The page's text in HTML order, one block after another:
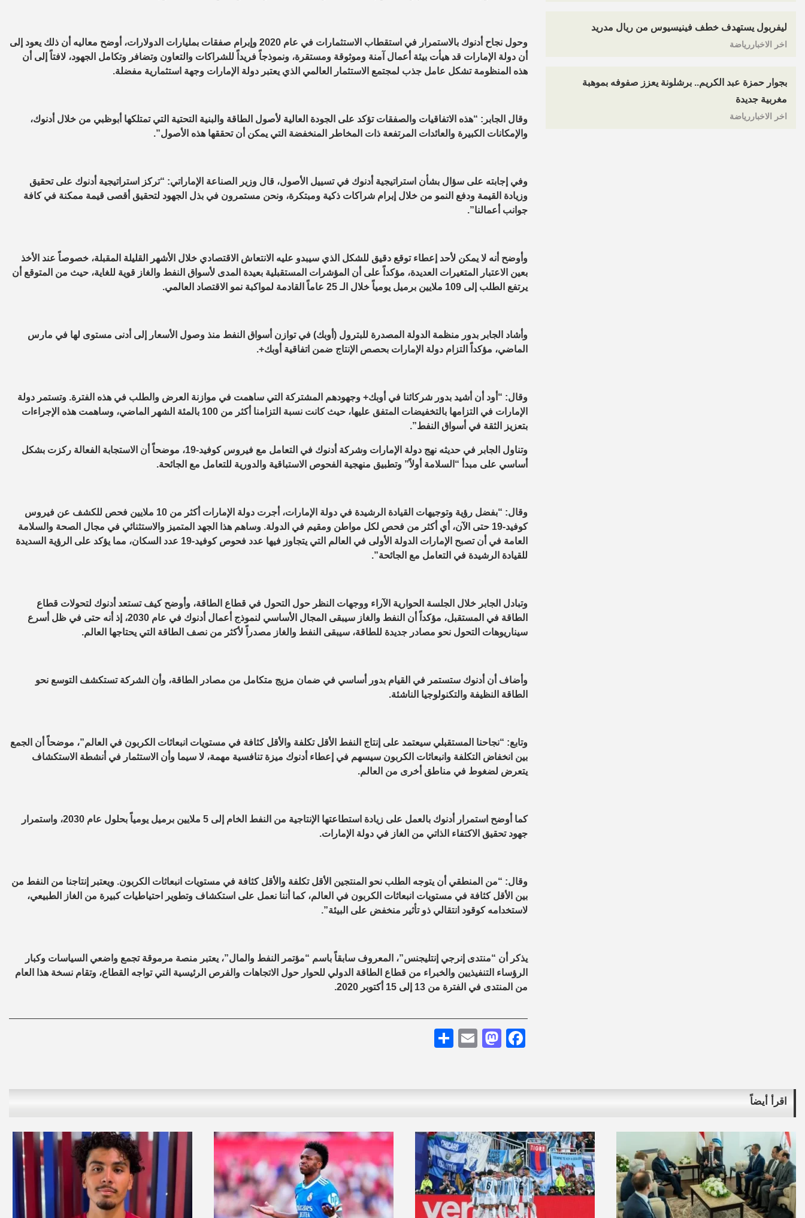
ليفربول يستهدف خطف فينيسيوس من ريال مدريد
اخر الاخباررياضة
بجوار حمزة عبد الكريم.. برشلونة يعزز صفوفه بموهبة
مغربية جديدة
اخر الاخباررياضة
وحول نجاح أدنوك بالاستمرار في استقطاب الاستثمارات في عام 2020 وإبرام صفقات بمليارات الدولارات، أوضح معاليه أن ذلك يعود إلى
أن دولة الإمارات قد هيأت بيئة أعمال آمنة وموثوقة ومستقرة، ونموذجاً فريداً للشراكات والتعاون وتضافر وتكامل الجهود، لافتاً إلى أن
هذه المنظومة تشكل عامل جذب لمجتمع الاستثمار العالمي الذي يعتبر دولة الإمارات وجهة استثمارية مفضلة.
وقال الجابر: “هذه الاتفاقيات والصفقات تؤكد على الجودة العالية لأصول الطاقة والبنية التحتية التي تمتلكها أبوظبي من خلال أدنوك،
والإمكانات الكبيرة والعائدات المرتفعة ذات المخاطر المنخفضة التي يمكن أن تحققها هذه الأصول”.
وفي إجابته على سؤال بشأن استراتيجية أدنوك في تسييل الأصول، قال وزير الصناعة الإماراتي: “تركز استراتيجية أدنوك على تحقيق
وزيادة القيمة ودفع النمو من خلال إبرام شراكات ذكية ومبتكرة، ونحن مستمرون في بذل الجهود لتحقيق أقصى قيمة ممكنة في كافة
جوانب أعمالنا”.
وأوضح أنه لا يمكن لأحد إعطاء توقع دقيق للشكل الذي سيبدو عليه الانتعاش الاقتصادي خلال الأشهر القليلة المقبلة، خصوصاً عند الأخذ
بعين الاعتبار المتغيرات العديدة، مؤكداً على أن المؤشرات المستقبلية بعيدة المدى لأسواق النفط والغاز قوية للغاية، حيث من المتوقع أن
يرتفع الطلب إلى 109 ملايين برميل يومياً خلال الـ 25 عاماً القادمة لمواكبة نمو الاقتصاد العالمي.
وأشاد الجابر بدور منظمة الدولة المصدرة للبترول (أوبك) في توازن أسواق النفط منذ وصول الأسعار إلى أدنى مستوى لها في مارس
الماضي، مؤكداً التزام دولة الإمارات بحصص الإنتاج ضمن اتفاقية أوبك+.
وقال: “أود أن أشيد بدور شركائنا في أوبك+ وجهودهم المشتركة التي ساهمت في موازنة العرض والطلب في هذه الفترة. وتستمر دولة
الإمارات في التزامها بالتخفيضات المتفق عليها، حيث كانت نسبة التزامنا أكثر من 100 بالمئة الشهر الماضي، وساهمت هذه الإجراءات
بتعزيز الثقة في أسواق النفط”.
وتناول الجابر في حديثه نهج دولة الإمارات وشركة أدنوك في التعامل مع فيروس كوفيد-19، موضحاً أن الاستجابة الفعالة ركزت بشكل
أساسي على مبدأ “السلامة أولاً” وتطبيق منهجية الفحوص الاستباقية والدورية للتعامل مع الجائحة.
وقال: “بفضل رؤية وتوجيهات القيادة الرشيدة في دولة الإمارات، أجرت دولة الإمارات أكثر من 10 ملايين فحص للكشف عن فيروس
كوفيد-19 حتى الآن، أي أكثر من فحص لكل مواطن ومقيم في الدولة. وساهم هذا الجهد المتميز والاستثنائي في مجال الصحة والسلامة
العامة في أن تصبح الإمارات الدولة الأولى في العالم التي يتجاوز فيها عدد فحوص كوفيد-19 عدد السكان، مما يؤكد على الرؤية السديدة
للقيادة الرشيدة في التعامل مع الجائحة”.
وتبادل الجابر خلال الجلسة الحوارية الآراء ووجهات النظر حول التحول في قطاع الطاقة، وأوضح كيف تستعد أدنوك لتحولات قطاع
الطاقة في المستقبل، مؤكداً أن النفط والغاز سيبقى المجال الأساسي لنموذج أعمال أدنوك في عام 2030، إذ أنه حتى في ظل أسرع
سيناريوهات التحول نحو مصادر جديدة للطاقة، سيبقى النفط والغاز مصدراً لأكثر من نصف الطاقة التي يحتاجها العالم.
وأضاف أن أدنوك ستستمر في القيام بدور أساسي في ضمان مزيج متكامل من مصادر الطاقة، وأن الشركة تستكشف التوسع نحو
الطاقة النظيفة والتكنولوجيا الناشئة.
وتابع: “نجاحنا المستقبلي سيعتمد على إنتاج النفط الأقل تكلفة والأقل كثافة في مستويات انبعاثات الكربون في العالم”، موضحاً أن الجمع
بين انخفاض التكلفة وانبعاثات الكربون سيسهم في إعطاء أدنوك ميزة تنافسية مهمة، لا سيما وأن الاستثمار في أنشطة الاستكشاف
يتعرض لضغوط في مناطق أخرى من العالم.
كما أوضح استمرار أدنوك بالعمل على زيادة استطاعتها الإنتاجية من النفط الخام إلى 5 ملايين برميل يومياً بحلول عام 2030، واستمرار
جهود تحقيق الاكتفاء الذاتي من الغاز في دولة الإمارات.
وقال: “من المنطقي أن يتوجه الطلب نحو المنتجين الأقل تكلفة والأقل كثافة في مستويات انبعاثات الكربون. ويعتبر إنتاجنا من النفط من
بين الأقل كثافة في مستويات انبعاثات الكربون في العالم، كما أننا نعمل على استكشاف وتطوير احتياطيات كبيرة من الغاز الطبيعي،
لاستخدامه كوقود انتقالي ذو تأثير منخفض على البيئة”.
يذكر أن “منتدى إنرجي إنتليجنس”، المعروف سابقاً باسم “مؤتمر النفط والمال”، يعتبر منصة مرموقة تجمع واضعي السياسات وكبار
الرؤساء التنفيذيين والخبراء من قطاع الطاقة الدولي للحوار حول الاتجاهات والفرص الرئيسية التي تواجه القطاع، وتقام نسخة هذا العام
من المنتدى في الفترة من 13 إلى 15 أكتوبر 2020.
Facebook
Mastodon
Email
اقرأ أيضاً